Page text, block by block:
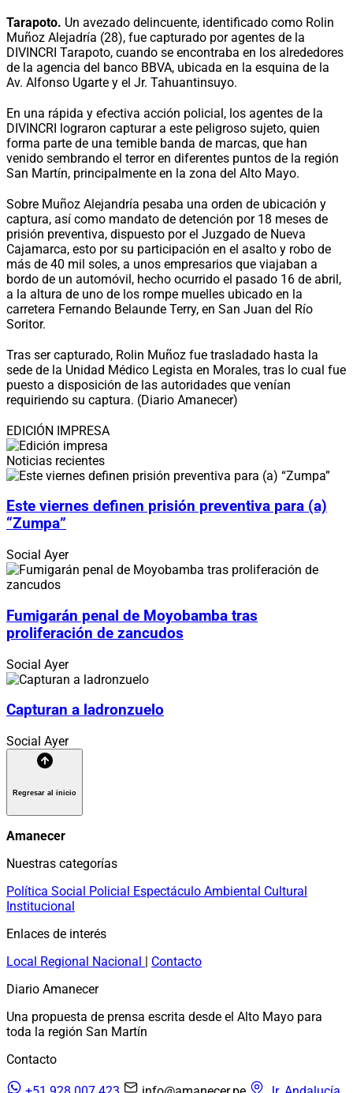
Tarapoto. Un avezado delincuente, identificado como Rolin
Muñoz Alejadría (28), fue capturado por agentes de la
DIVINCRI Tarapoto, cuando se encontraba en los alrededores
de la agencia del banco BBVA, ubicada en la esquina de la
Av. Alfonso Ugarte y el Jr. Tahuantinsuyo.
En una rápida y efectiva acción policial, los agentes de la
DIVINCRI lograron capturar a este peligroso sujeto, quien
forma parte de una temible banda de marcas, que han
venido sembrando el terror en diferentes puntos de la región
San Martín, principalmente en la zona del Alto Mayo.
Sobre Muñoz Alejandría pesaba una orden de ubicación y
captura, así como mandato de detención por 18 meses de
prisión preventiva, dispuesto por el Juzgado de Nueva
Cajamarca, esto por su participación en el asalto y robo de
más de 40 mil soles, a unos empresarios que viajaban a
bordo de un automóvil, hecho ocurrido el pasado 16 de abril,
a la altura de uno de los rompe muelles ubicado en la
carretera Fernando Belaunde Terry, en San Juan del Río
Soritor.
Tras ser capturado, Rolin Muñoz fue trasladado hasta la
sede de la Unidad Médico Legista en Morales, tras lo cual fue
puesto a disposición de las autoridades que venían
requiriendo su captura. (Diario Amanecer)
EDICIÓN IMPRESA
Noticias recientes
Este viernes definen prisión preventiva para (a)
“Zumpa”
Social Ayer
Fumigarán penal de Moyobamba tras
proliferación de zancudos
Social Ayer
Capturan a ladronzuelo
Social Ayer
Regresar al inicio
Amanecer
Nuestras categorías
Política Social Policial Espectáculo Ambiental Cultural
Institucional
Enlaces de interés
Local Regional Nacional | Contacto
Diario Amanecer
Una propuesta de prensa escrita desde el Alto Mayo para
toda la región San Martín
Contacto